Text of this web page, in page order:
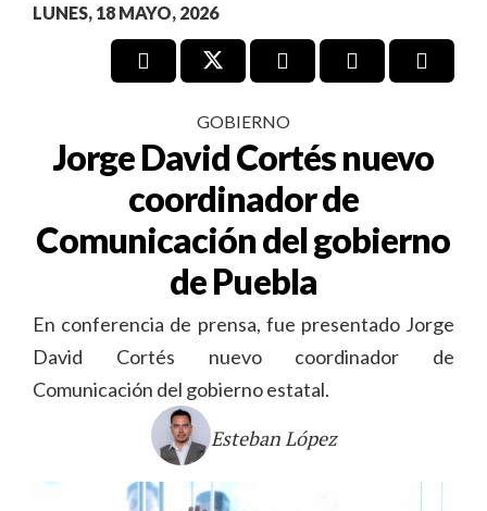
LUNES, 18 MAYO, 2026
GOBIERNO
Jorge David Cortés nuevo
coordinador de
Comunicación del gobierno
de Puebla
En conferencia de prensa, fue presentado Jorge
David Cortés nuevo coordinador de
Comunicación del gobierno estatal.
Esteban López